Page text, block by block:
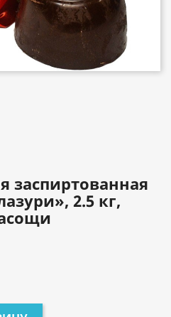
2.5 кг,